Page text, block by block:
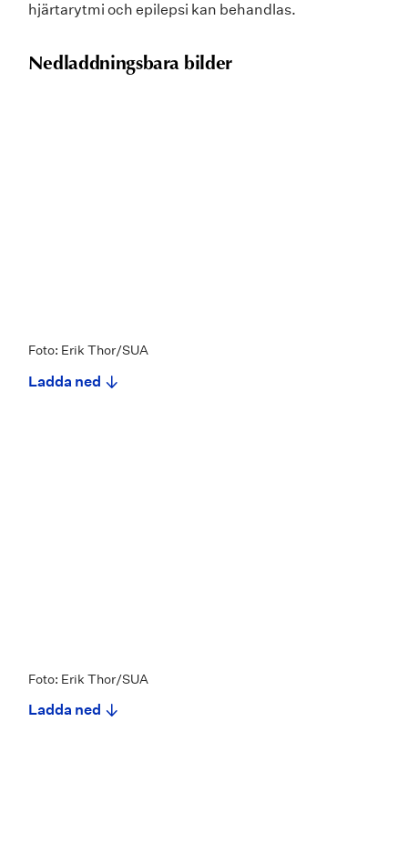
hjärtarytmi och epilepsi kan behandlas.
Nedladdningsbara bilder
Foto: Erik Thor/SUA
Ladda ned
Foto: Erik Thor/SUA
Ladda ned